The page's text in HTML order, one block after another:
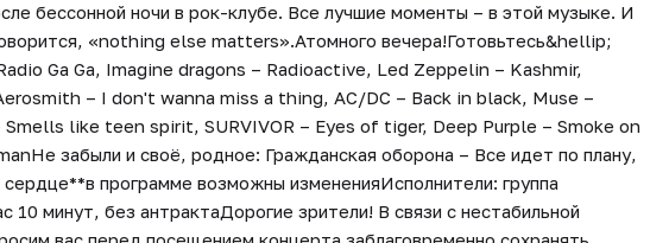
бессонной ночи в рок-клубе. Все лучшие моменты – в этой музыке. И
«nothing else matters».Атомного вечера!Готовьтесь&hellip;
Ga Ga, Imagine dragons – Radioactive, Led Zeppelin – Kashmir,
– I don't wanna miss a thing, AC/DC – Back in black, Muse –
like teen spirit, SURVIVOR – Eyes of tiger, Deep Purple – Smoke on
забыли и своё, родное: Гражданская оборона – Все идет по плану,
программе возможны измененияИсполнители: группа
10 минут, без антрактаДорогие зрители! В связи с нестабильной